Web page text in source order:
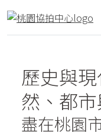
歷史與
然、都
盡在桃園